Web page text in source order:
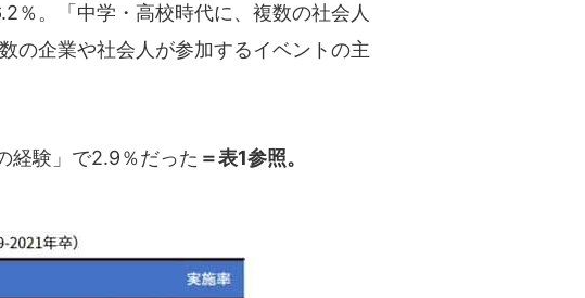
％。「中学・高校時代に、複数の社会人
の企業や社会人が参加するイベントの主
経験」で2.9％だった ＝表1参照。